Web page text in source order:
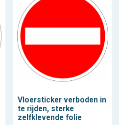
Vloersticker verboden in
te rijden, sterke
zelfklevende folie